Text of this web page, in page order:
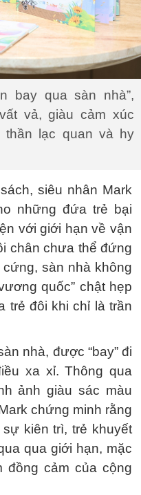
bay qua sàn nhà”,
vả, giàu cảm xúc
thần lạc quan và hy
siêu nhân Mark
những đứa trẻ bại
với giới hạn về vận
chân chưa thể đứng
sàn nhà không
quốc” chật hẹp
trẻ đôi khi chỉ là trần
nhà, được “bay” đi
xa xỉ. Thông qua
ảnh giàu sác màu
chứng minh rằng
kiên trì, trẻ khuyết
qua giới hạn, mặc
đồng cảm của cộng